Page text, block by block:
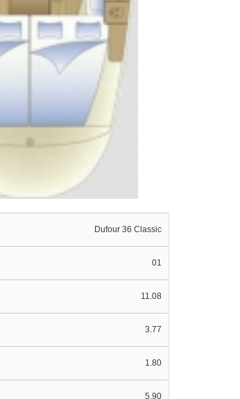
Dufour 36 Classic
01
11.08
3.77
1.80
5.90